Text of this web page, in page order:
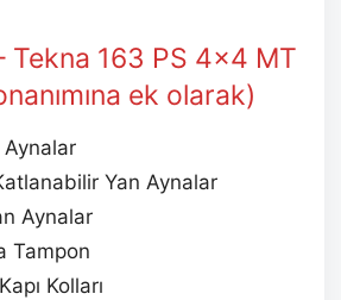
Tekna 163 PS 4×4 MT
ek olarak)
Aynalar
Yan Aynalar
Aynalar
Tampon
Kolları